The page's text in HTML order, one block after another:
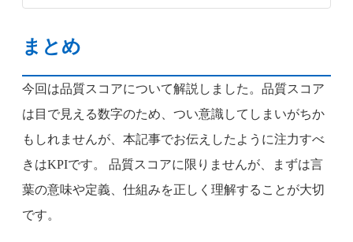
まとめ
今回は品質スコアについて解説しました。品質スコア
は目で見える数字のため、つい意識してしまいがちか
もしれませんが、本記事でお伝えしたように注力すべ
きはKPIです。 品質スコアに限りませんが、まずは言
葉の意味や定義、仕組みを正しく理解することが大切
です。